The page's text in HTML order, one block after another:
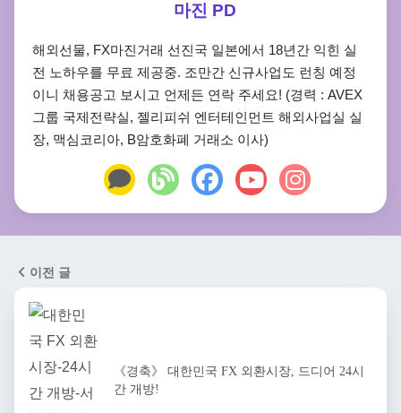
마진 PD
해외선물, FX마진거래 선진국 일본에서 18년간 익힌 실
전 노하우를 무료 제공중. 조만간 신규사업도 런칭 예정
이니 채용공고 보시고 언제든 연락 주세요! (경력 : AVEX
그룹 국제전략실, 젤리피쉬 엔터테인먼트 해외사업실 실
장, 맥심코리아, B암호화폐 거래소 이사)
이전 글
《경축》 대한민국 FX 외환시장, 드디어 24시
간 개방!